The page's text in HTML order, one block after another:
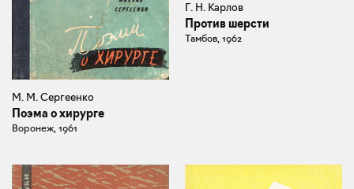
М. М. Сергеенко
Поэма о хирурге
Воронеж, 1961
Г. Н. Карлов
Против шерсти
Тамбов, 1962